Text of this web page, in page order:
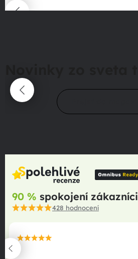
90 % spokojení zákazníci
428 hodnocení
maximální spokojenost